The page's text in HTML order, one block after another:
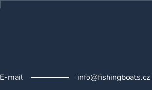
í
E-mail
info@fishingboats.cz